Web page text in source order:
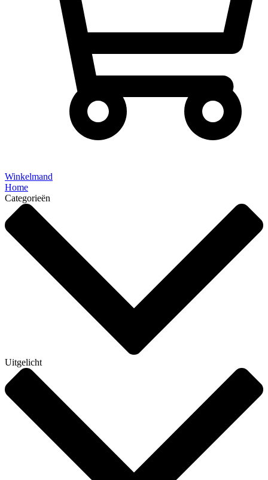
Winkelmand
Home
Categorieën
Uitgelicht